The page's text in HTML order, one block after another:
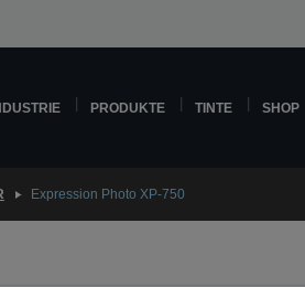
PRODUKTE TINTE SHOP
Expression Photo XP-750